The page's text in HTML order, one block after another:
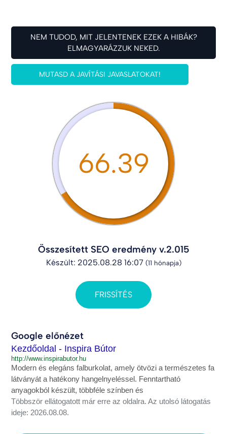
NEM TUDOD, MIT JELENTENEK EZEK A HIBÁK?
ELMAGYARÁZZUK NEKED.
MUTASD A JAVÍTÁSI JAVASLATOKAT!
66.39
Összesített SEO eredmény v.2.015
Készült: 2025.08.28 16:07 (11 hónapja)
FRISSÍTÉS
Google előnézet
Kezdőoldal - Inspira Bútor
http://www.inspirabutor.hu
Modern és elegáns falburkolat, amely ötvözi a természetes fa
látványát a hatékony hangelnyeléssel. Fenntartható
anyagokból készült, többféle színben és
Többször ellátogatott már erre az oldalra. Az utolsó látogatás
ideje: 2026.08.08.